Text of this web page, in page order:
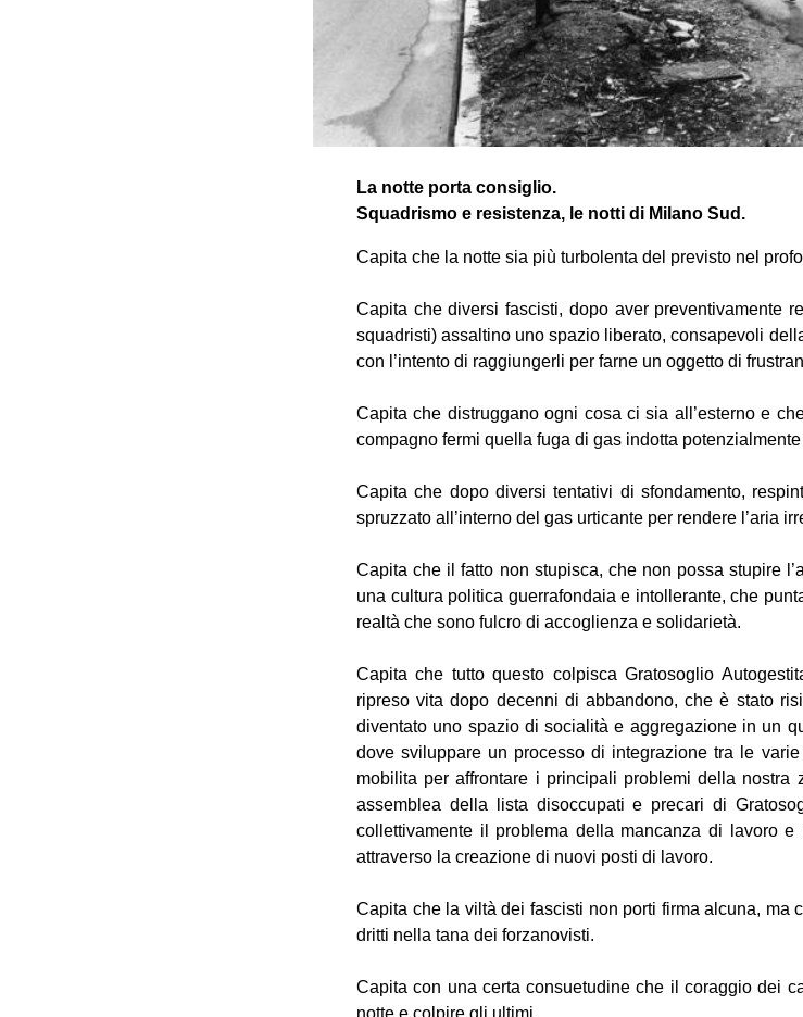
La notte porta consiglio.
Squadrismo e resistenza, le notti di Milano Sud.
Capita che la notte sia più turbolenta del previsto nel
Capita che diversi fascisti, dopo aver preventivamente
squadristi) assaltino uno spazio liberato, consapevoli
con l’intento di raggiungerli per farne un oggetto di
Capita che distruggano ogni cosa ci sia all’esterno e
compagno fermi quella fuga di gas indotta
Capita che dopo diversi tentativi di sfondamento,
spruzzato all’interno del gas urticante per rendere l’aria
Capita che il fatto non stupisca, che non possa stupire
una cultura politica guerrafondaia e intollerante, che
realtà che sono fulcro di accoglienza e solidarietà.
Capita che tutto questo colpisca Gratosoglio
ripreso vita dopo decenni di abbandono, che è stato
diventato uno spazio di socialità e aggregazione in un
dove sviluppare un processo di integrazione tra le
mobilita per affrontare i principali problemi della
assemblea della lista disoccupati e precari di
collettivamente il problema della mancanza di lavoro
attraverso la creazione di nuovi posti di lavoro.
Capita che la viltà dei fascisti non porti firma alcuna, ma
dritti nella tana dei forzanovisti.
Capita con una certa consuetudine che il coraggio dei
notte e colpire gli ultimi.